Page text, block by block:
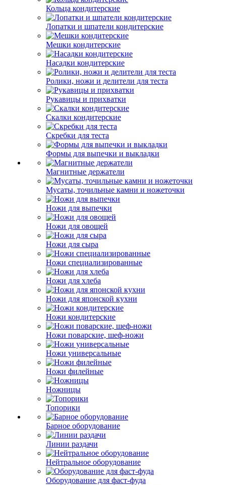
Кольца кондитерские
Лопатки и шпатели кондитерские
Мешки кондитерские
Насадки кондитерские
Ролики, ножи и делители для теста
Рукавицы и прихватки
Скалки кондитерские
Скребки для теста
Формы для выпечки и выкладки
Магнитные держатели
Мусаты, точильные камни и ножеточки
Ножи для выпечки
Ножи для овощей
Ножи для сыра
Ножи специализированные
Ножи для хлеба
Ножи для японской кухни
Ножи кондитерские
Ножи поварские, шеф-ножи
Ножи универсальные
Ножи филейные
Ножницы
Топорики
Барное оборудование
Линии раздачи
Нейтральное оборудование
Оборудование для фаст-фуда